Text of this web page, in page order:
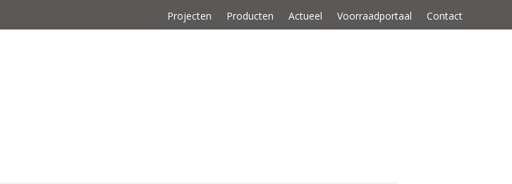
Projecten Producten Actueel Voorraadportaal Contact